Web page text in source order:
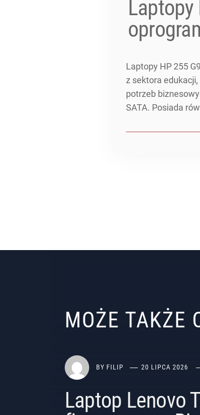
Laptopy HP 255
z sektora
potrzeb
SATA. Posiada
MOŻE TAKŻE
BY FILIP 20 LIPCA 2026
Laptop Lenovo